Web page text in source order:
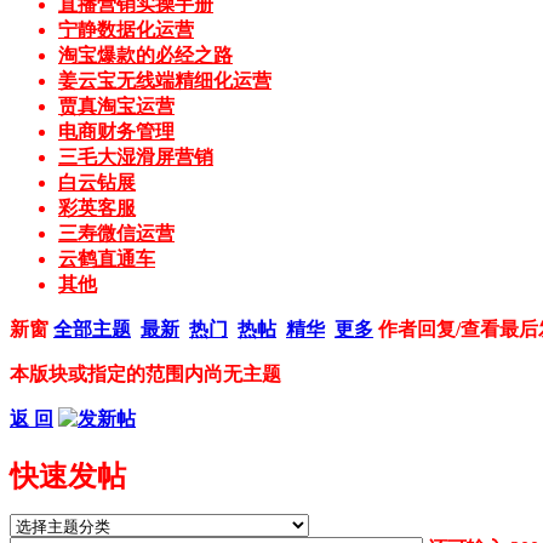
宁静数据化运营
淘宝爆款的必经之路
姜云宝无线端精细化运营
贾真淘宝运营
电商财务管理
三毛大湿滑屏营销
白云钻展
彩英客服
三寿微信运营
云鹤直通车
其他
新窗 全部主题 最新 热门 热帖 精华 更多 作者回复/查看最后
本版块或指定的范围内尚无主题
返 回
快速发帖